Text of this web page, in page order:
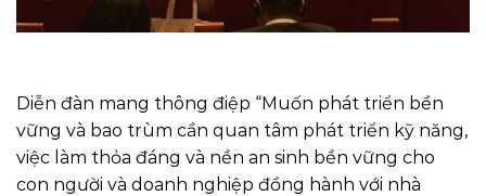
Diễn đàn mang thông điệp “Muốn phát triển bền
vững và bao trùm cần quan tâm phát triển kỹ năng,
việc làm thỏa đáng và nền an sinh bền vững cho
con người và doanh nghiệp đồng hành với nhà